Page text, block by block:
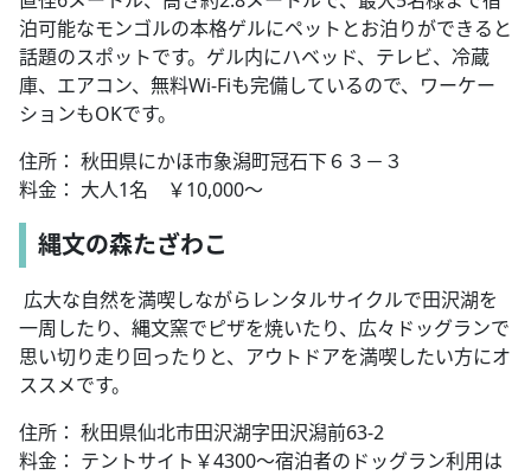
泊可能なモンゴルの本格ゲルにペットとお泊りができると
話題のスポットです。ゲル内にハベッド、テレビ、冷蔵
庫、エアコン、無料Wi-Fiも完備しているので、ワーケー
ションもOKです。
住所： 秋田県にかほ市象潟町冠石下６３－３
料金： 大人1名 ￥10,000～
縄文の森たざわこ
広大な自然を満喫しながらレンタルサイクルで田沢湖を
一周したり、縄文窯でピザを焼いたり、広々ドッグランで
思い切り走り回ったりと、アウトドアを満喫したい方にオ
ススメです。
住所： 秋田県仙北市田沢湖字田沢潟前63-2
料金： テントサイト￥4300～宿泊者のドッグラン利用は